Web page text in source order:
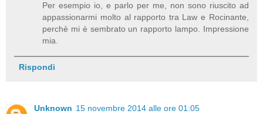
Per esempio io, e parlo per me, non sono riuscito ad
appassionarmi molto al rapporto tra Law e Rocinante,
perchè mi è sembrato un rapporto lampo. Impressione
mia.
Rispondi
Unknown 15 novembre 2014 alle ore 01:05